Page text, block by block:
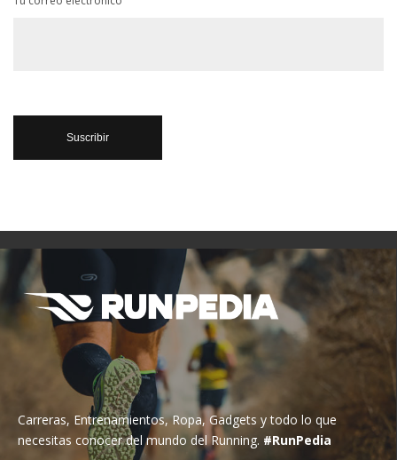
Carreras, Entrenamientos, Ropa, Gadgets y todo lo que
necesitas conocer del mundo del Running. #RunPedia